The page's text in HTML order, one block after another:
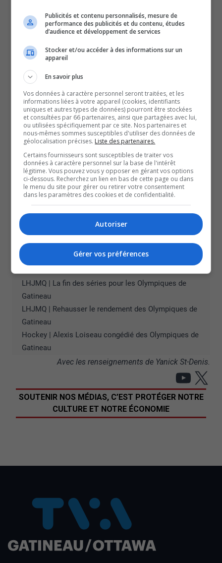
match pour rehausser le rendement des Olympiques.
Selon lui, un bon noyau de joueurs sera à maturité en
2027-2028.
Ce plan de match inclura d’ailleurs de faire des choix
derrière le banc ou au deuxième étage.
Serge Beausoleil, directeur général et entraîneur-chef,
croit qu’en date d’aujourd’hui, c’est prématuré.
De plus, depuis quelques années, la structure de
dix groupes d’actionnaires fait beaucoup parler. Elle sera
peut-être appelée à changer, mais selon M. Beaudry, il n’y
a pas de plan imminent pour ce faire.
Et dans les corridors du Centre Slush Puppie, le nom de
Michael Andlauer, propriétaire des Sénateurs, circule
beaucoup.
M. Beaudry a tenu à préciser que de telles discussions
sont fréquentes, mais qu’encore une fois, rien n’est
imminent.
LHJMQ | La fin des séries pour les Olympiques de
Gatineau
LHJMQ | Rehausser le rendement des Olympiques de
Gatineau
Hockey | Alexis Loiseau congédié des Olympiques de
Gatineau
Avec les renseignements de Yanick St-Denis.
X
SOUTENIR NOS MÉDIAS, C’EST PROTÉGER NOTRE
CULTURE ET NOTRE ÉCONOMIE
Publicités et contenu personnalisés, mesure de
performance des publicités et du contenu, études
d’audience et développement de services
Stocker et/ou accéder à des informations sur un
appareil
En savoir plus
Vos données à caractère personnel seront traitées, et les
informations liées à votre appareil (cookies, identifiants
uniques et autres types de données) pourront être stockées
et consultées par 66 partenaires, ainsi que partagées avec lui,
ou utilisées spécifiquement par ce site. Nos partenaires et
nous-mêmes sommes susceptibles d'utiliser des données de
géolocalisation précises. Liste des partenaires.
Certains fournisseurs sont susceptibles de traiter vos
données à caractère personnel sur la base de l'intérêt
légitime. Vous pouvez vous y opposer en gérant vos options
ci-dessous. Recherchez un lien en bas de cette page ou dans
le menu du site pour gérer ou retirer votre consentement
dans les paramètres des cookies et de confidentialité.
Autoriser
Gérer vos préférences